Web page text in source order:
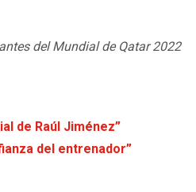
del Mundial de Qatar 2022
de Raúl Jiménez”
del entrenador”